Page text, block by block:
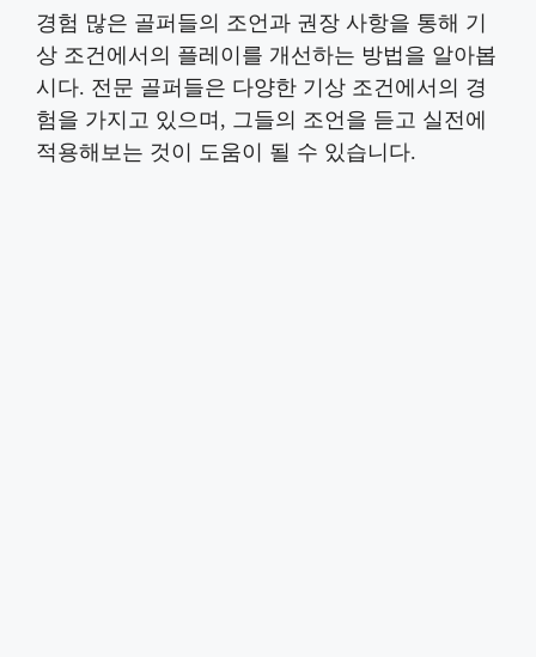
경험 많은 골퍼들의 조언과 권장 사항을 통해 기
상 조건에서의 플레이를 개선하는 방법을 알아봅
시다. 전문 골퍼들은 다양한 기상 조건에서의 경
험을 가지고 있으며, 그들의 조언을 듣고 실전에
적용해보는 것이 도움이 될 수 있습니다.